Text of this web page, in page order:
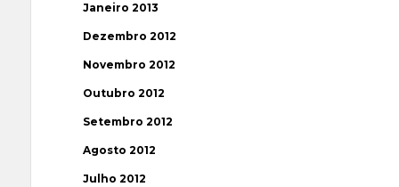
Janeiro 2013
Dezembro 2012
Novembro 2012
Outubro 2012
Setembro 2012
Agosto 2012
Julho 2012